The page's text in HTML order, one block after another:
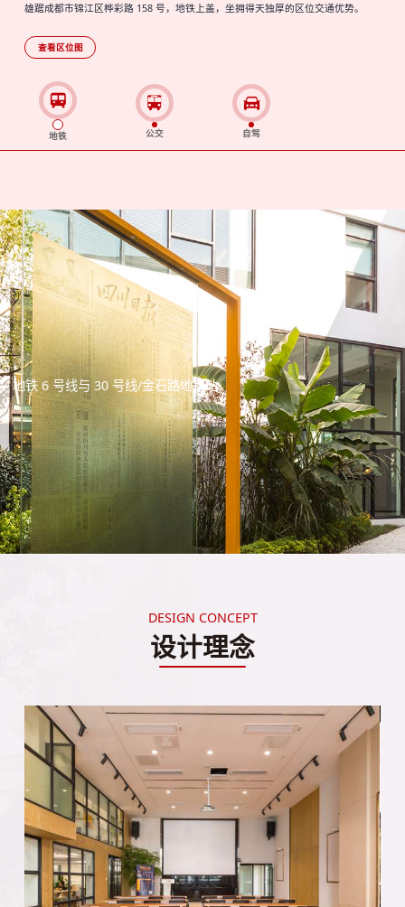
雄踞成都市锦江区桦彩路 158 号，地铁上盖，坐拥得天独厚的区位交通优势。
查看区位图
地铁 公交 自驾
地铁 6 号线与 30 号线/金石路地铁站
DESIGN CONCEPT
设计理念